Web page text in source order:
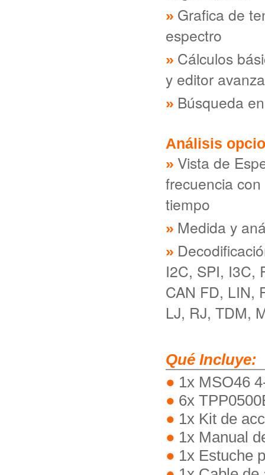
Grafica de
espectro
Cálculos
y editor
Búsqueda
Análisis
Vista de
frecuencia
tiempo
Medida y
I2C, SPI, I3C,
CAN FD, LIN,
LJ, RJ, TDM,
Qué Incluye:
1x MSO46
6x
1x Kit de
1x Manual
1x Estuche